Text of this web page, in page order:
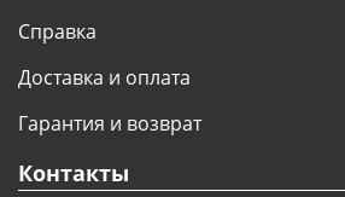
Справка
Доставка и оплата
Гарантия и возврат
Контакты